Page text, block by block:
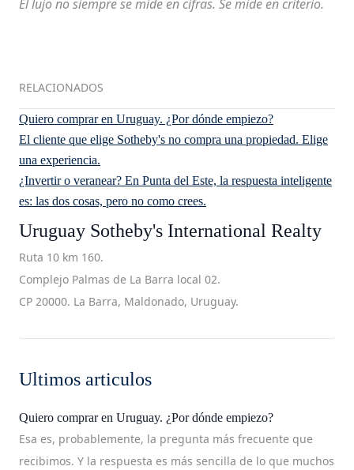
El lujo no siempre se mide en cifras. Se mide en criterio.
RELACIONADOS
Quiero comprar en Uruguay. ¿Por dónde empiezo?
El cliente que elige Sotheby's no compra una propiedad. Elige
una experiencia.
¿Invertir o veranear? En Punta del Este, la respuesta inteligente
es: las dos cosas, pero no como crees.
Uruguay Sotheby's International Realty
Ruta 10 km 160.
Complejo Palmas de La Barra local 02.
CP 20000. La Barra, Maldonado, Uruguay.
Ultimos articulos
Quiero comprar en Uruguay. ¿Por dónde empiezo?
Esa es, probablemente, la pregunta más frecuente que
recibimos. Y la respuesta es más sencilla de lo que muchos